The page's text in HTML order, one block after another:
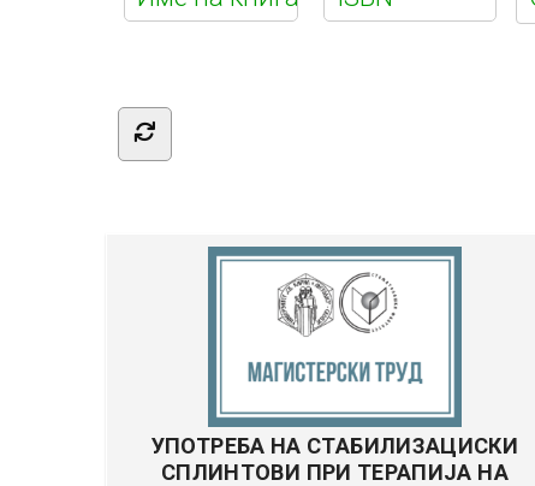
библиотека
УПОТРЕБА НА СТАБИЛИЗАЦИСКИ
СПЛИНТОВИ ПРИ ТЕРАПИЈА НА